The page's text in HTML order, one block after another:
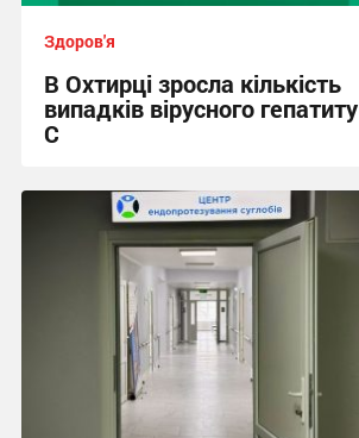
Здоров'я
В Охтирці зросла кількість
випадків вірусного гепатиту
С
17:49, 29.07.2026